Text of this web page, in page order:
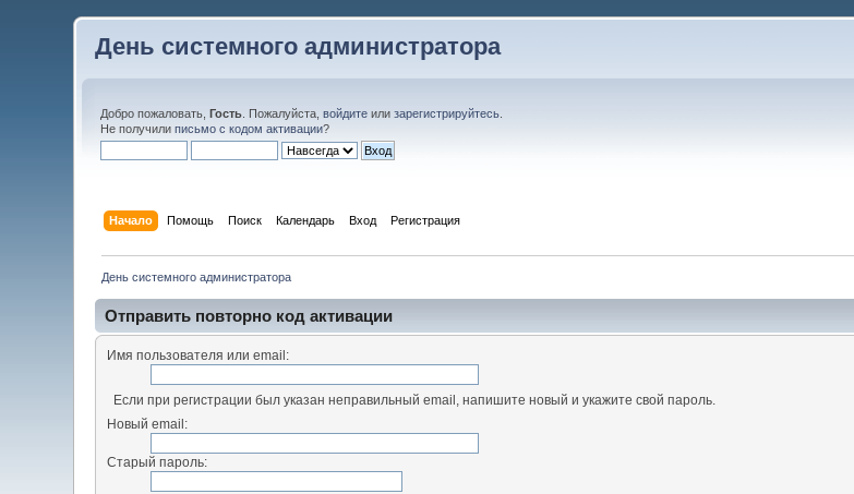
День системного администратора
Добро пожаловать,Гость . Пожалуйста,войдите илизарегистрируйтесь
Не получилиписьмо с кодом активации?
Начало Помощь Поиск Календарь Вход Регистрация
День системного администратора
Отправить повторно код активации
Имя пользователя или email:
Если при регистрации был указан неправильный email, напишите новый и укажите свой пароль.
Новый email:
Старый пароль: